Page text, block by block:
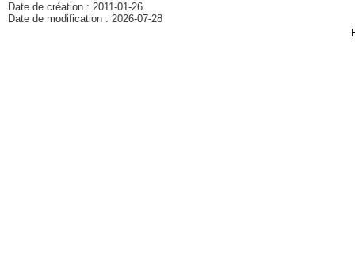
Date de création : 2011-01-26
Date de modification : 2026-07-28